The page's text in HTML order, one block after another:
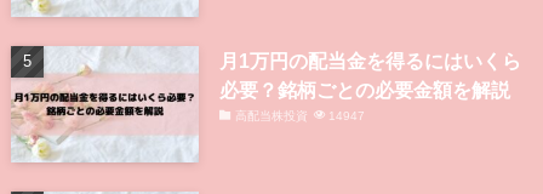
月1万円の配当金を得るにはいくら
必要？銘柄ごとの必要金額を解説
高配当株投資 14947